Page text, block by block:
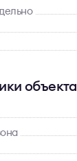
объекта